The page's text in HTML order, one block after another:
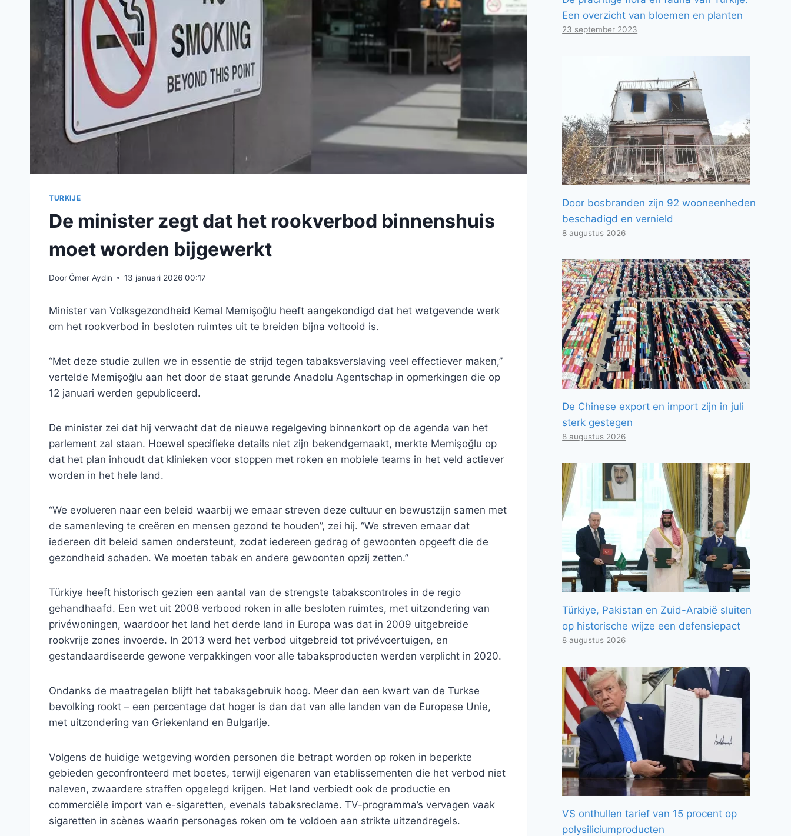
TURKIJE
De minister zegt dat het rookverbod binnenshuis
moet worden bijgewerkt
DoorÖmer Aydin 13 januari 2026 00:17
Minister van Volksgezondheid Kemal Memişoğlu heeft aangekondigd dat het wetgevende werk
om het rookverbod in besloten ruimtes uit te breiden bijna voltooid is.
“Met deze studie zullen we in essentie de strijd tegen tabaksverslaving veel effectiever maken,”
vertelde Memişoğlu aan het door de staat gerunde Anadolu Agentschap in opmerkingen die op
12 januari werden gepubliceerd.
De minister zei dat hij verwacht dat de nieuwe regelgeving binnenkort op de agenda van het
parlement zal staan. Hoewel specifieke details niet zijn bekendgemaakt, merkte Memişoğlu op
dat het plan inhoudt dat klinieken voor stoppen met roken en mobiele teams in het veld actiever
worden in het hele land.
“We evolueren naar een beleid waarbij we ernaar streven deze cultuur en bewustzijn samen met
de samenleving te creëren en mensen gezond te houden”, zei hij. “We streven ernaar dat
iedereen dit beleid samen ondersteunt, zodat iedereen gedrag of gewoonten opgeeft die de
gezondheid schaden. We moeten tabak en andere gewoonten opzij zetten.”
Türkiye heeft historisch gezien een aantal van de strengste tabakscontroles in de regio
gehandhaafd. Een wet uit 2008 verbood roken in alle besloten ruimtes, met uitzondering van
privéwoningen, waardoor het land het derde land in Europa was dat in 2009 uitgebreide
rookvrije zones invoerde. In 2013 werd het verbod uitgebreid tot privévoertuigen, en
gestandaardiseerde gewone verpakkingen voor alle tabaksproducten werden verplicht in 2020.
Ondanks de maatregelen blijft het tabaksgebruik hoog. Meer dan een kwart van de Turkse
bevolking rookt – een percentage dat hoger is dan dat van alle landen van de Europese Unie,
met uitzondering van Griekenland en Bulgarije.
Volgens de huidige wetgeving worden personen die betrapt worden op roken in beperkte
gebieden geconfronteerd met boetes, terwijl eigenaren van etablissementen die het verbod niet
naleven, zwaardere straffen opgelegd krijgen. Het land verbiedt ook de productie en
commerciële import van e-sigaretten, evenals tabaksreclame. TV-programma’s vervagen vaak
sigaretten in scènes waarin personages roken om te voldoen aan strikte uitzendregels.
Een overzicht van bloemen en planten
23 september 2023
Door bosbranden zijn 92 wooneenheden
beschadigd en vernield
8 augustus 2026
De Chinese export en import zijn in juli
sterk gestegen
8 augustus 2026
Türkiye, Pakistan en Zuid-Arabië sluiten
op historische wijze een defensiepact
8 augustus 2026
VS onthullen tarief van 15 procent op
polysiliciumproducten